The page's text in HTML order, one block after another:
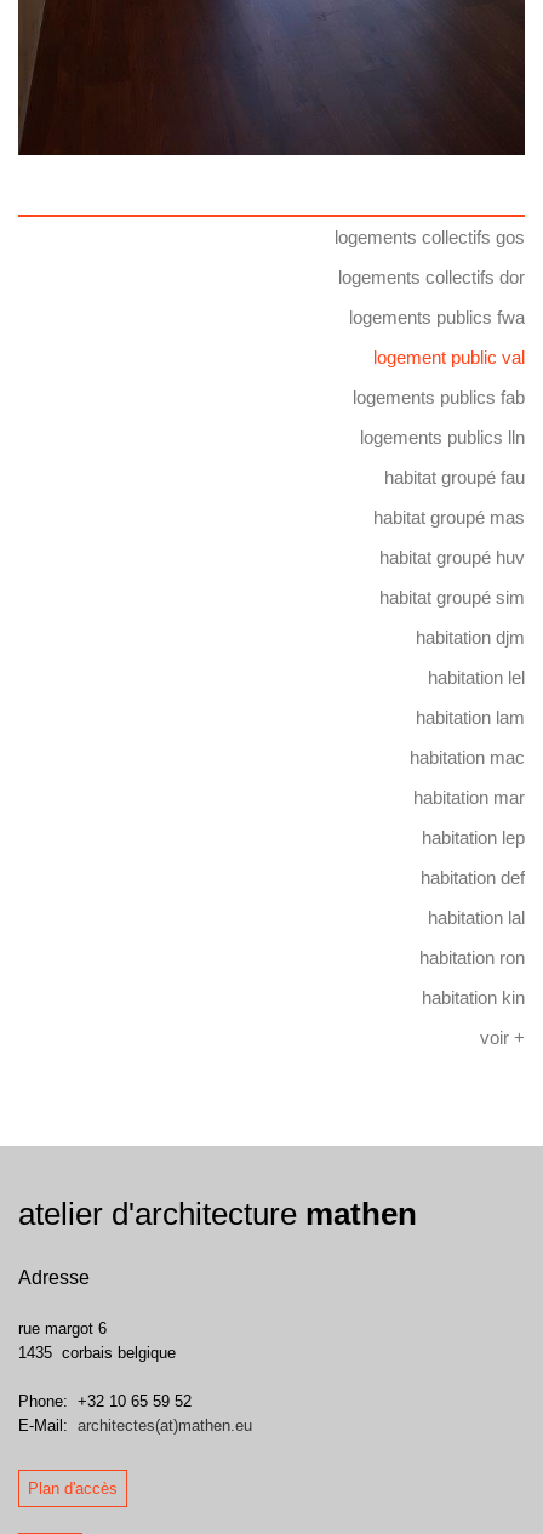
logements collectifs gos
logements collectifs dor
logements publics fwa
logement public val
logements publics fab
logements publics lln
habitat groupé fau
habitat groupé mas
habitat groupé huv
habitat groupé sim
habitation djm
habitation lel
habitation lam
habitation mac
habitation mar
habitation lep
habitation def
habitation lal
habitation ron
habitation kin
voir +
atelier d'architecture mathen
Adresse
rue margot 6
1435 corbais belgique
Phone: +32 10 65 59 52
E-Mail: architectes(at)mathen.eu
Plan d'accès